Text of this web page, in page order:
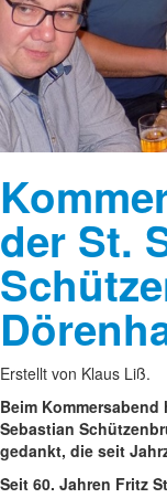
der St.
Erstellt von Klaus Liß.
Beim
Sebastian
gedankt, die seit
Seit 60. Jahren Fritz